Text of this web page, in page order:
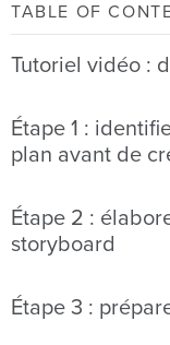
TABLE OF
Tutoriel vidéo :
Étape 1 :
plan avant de
Étape 2 :
storyboard
Étape 3 :